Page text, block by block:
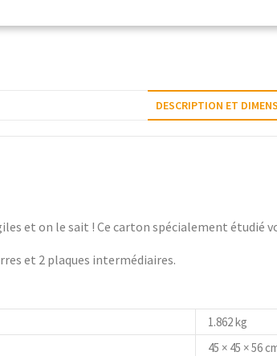
DESCRIPTION ET
et on le sait ! Ce carton spécialement étudié
et 2 plaques intermédiaires.
1.862 kg
45 × 45 × 56